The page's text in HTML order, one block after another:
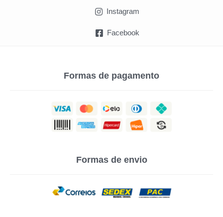
Instagram
Facebook
Formas de pagamento
Formas de envio